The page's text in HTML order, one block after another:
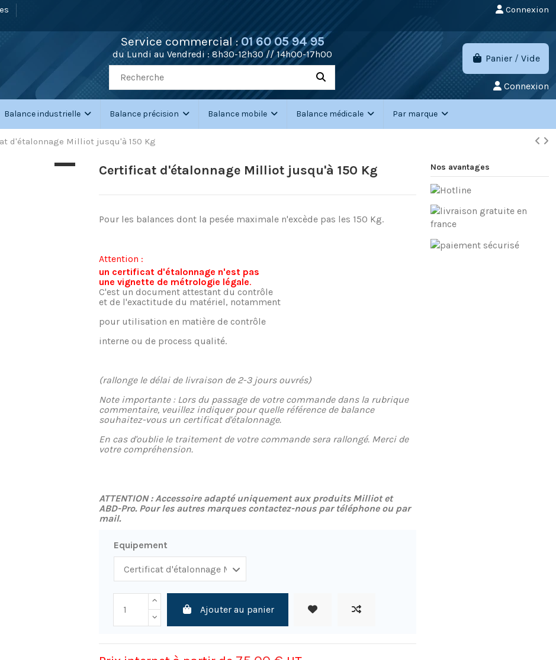
Connexion
Service commercial :01 60 05 94 95
du Lundi au Vendredi : 8h30-12h30 // 14h00-17h00 Panier / Vide
Connexion
Balance industrielle Balance précision Balance mobile Balance médicale Par marque
d'étalonnage Milliot jusqu'à 150 Kg
Certificat d'étalonnage Milliot jusqu'à 150 Kg
Pour les balances dont la pesée maximale n'excède pas les 150 Kg.
Attention :
un certificat d'étalonnage n'est pas
une vignette de métrologie légale.
C'est un document attestant du contrôle
et de l'exactitude du matériel, notamment
pour utilisation en matière de contrôle
interne ou de process qualité.
(rallonge le délai de livraison de 2-3 jours ouvrés)
Note importante : Lors du passage de votre commande dans la rubrique
commentaire, veuillez indiquer pour quelle référence de balance
souhaitez-vous un certificat d'étalonnage.
En cas d'oublie le traitement de votre commande sera rallongé. Merci de
votre compréhension.
ATTENTION : Accessoire adapté uniquement aux produits Milliot et
ABD-Pro. Pour les autres marques contactez-nous par téléphone ou par
mail.
Equipement
Ajouter au panier
Nos avantages